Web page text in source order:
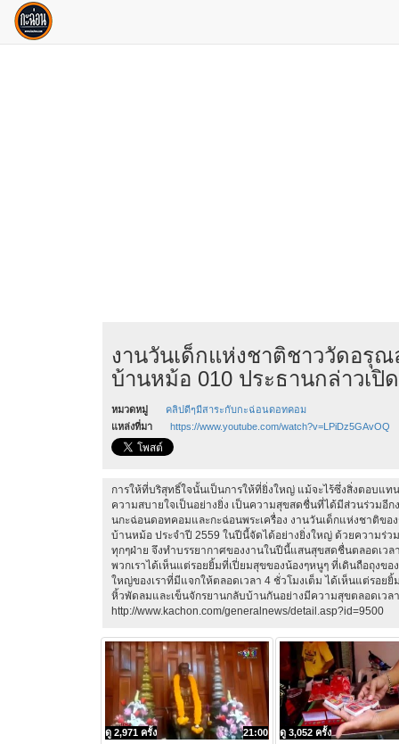
งานวันเด็กแห่งชาติชาววัดอรุ
บ้านหม้อ 010 ประธานกล่าวเปิ
หมวดหมู่
คลิปดีๆมีสาระกับกะฉ่อนดอทคอม
แหล่งที่มา
https://www.youtube.com/watch?v=LPiDz5GAvOQ
การให้ที่บริสุทธิ์ใจนั้นเป็นการให้ที่ยิ่งใหญ่ แม้จะไร้ซึ่งสิ่งตอบแท
ความสบายใจเป็นอย่างยิ่ง เป็นความสุขสดชื่นที่ได้มีส่วนร่วมอีก
นกะฉ่อนดอทคอมและกะฉ่อนพระเครื่อง งานวันเด็กแห่งชาติข
บ้านหม้อ ประจำปี 2559 ในปีนี้จัดได้อย่างยิ่งใหญ่ ด้วยความร่
ทุกๆฝ่าย จึงทำบรรยากาศของงานในปีนี้แสนสุขสดชื่นตลอดเวล
พวกเราได้เห็นแต่รอยยิ้มที่เปี่ยมสุขของน้องๆหนูๆ ที่เดินถือถุงขอ
ใหญ่ของเราที่มีแจกให้ตลอดเวลา 4 ชั่วโมงเต็ม ได้เห็นแต่รอย
หิ้วพัดลมและเข็นจักรยานกลับบ้านกันอย่างมีความสุขตลอดเวล
http://www.kachon.com/generalnews/detail.asp?id=9500
21:00
ดู 2,971 ครั้ง
ดู 3,052 ครั้ง